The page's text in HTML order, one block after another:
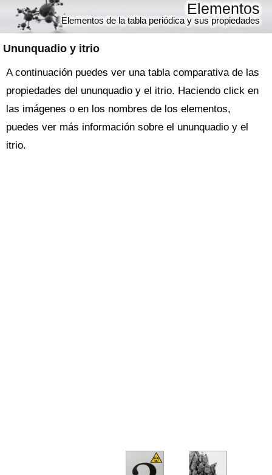
Ununquadio y itrio
Elementos
Elementos de la tabla periódica y sus propiedades
A continuación puedes ver una tabla comparativa de las
propiedades del ununquadio y el itrio. Haciendo click en
las imágenes o en los nombres de los elementos,
puedes ver más información sobre el ununquadio y el
itrio.